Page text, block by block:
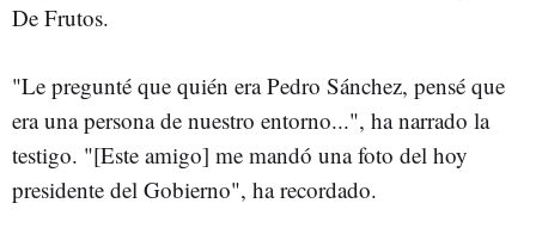
De Frutos.
"Le pregunté que quién era Pedro Sánchez, pensé que
era una persona de nuestro entorno...", ha narrado la
testigo. "[Este amigo] me mandó una foto del hoy
presidente del Gobierno", ha recordado.